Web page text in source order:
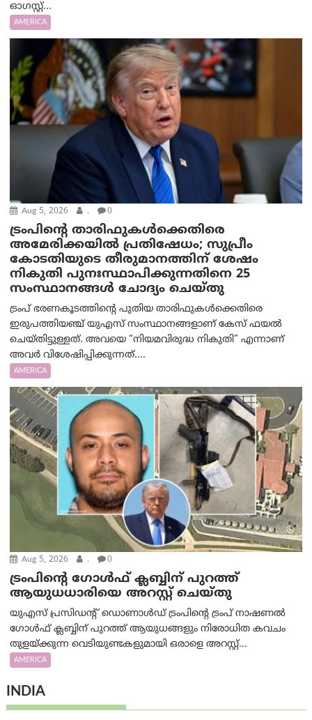
ഓഗസ്റ്റ്...
AMERICA
Aug 5, 2026 . 0
ട്രംപിന്റെ താരിഫുകൾക്കെതിരെ
അമേരിക്കയില്‍ പ്രതിഷേധം; സുപ്രീം
കോടതിയുടെ തീരുമാനത്തിന് ശേഷം
നികുതി പുനഃസ്ഥാപിക്കുന്നതിനെ 25
സംസ്ഥാനങ്ങൾ ചോദ്യം ചെയ്തു
ട്രംപ് ഭരണകൂടത്തിന്റെ പുതിയ താരിഫുകൾക്കെതിരെ
ഇരുപത്തിയഞ്ച് യുഎസ് സംസ്ഥാനങ്ങളാണ് കേസ് ഫയൽ
ചെയ്തിട്ടുള്ളത്. അവയെ “നിയമവിരുദ്ധ നികുതി” എന്നാണ്
അവര്‍ വിശേഷിപ്പിക്കുന്നത്....
AMERICA
Aug 5, 2026 . 0
ട്രംപിന്റെ ഗോൾഫ് ക്ലബ്ബിന് പുറത്ത്
ആയുധധാരിയെ അറസ്റ്റ് ചെയ്തു
യുഎസ് പ്രസിഡന്റ് ഡൊണാൾഡ് ട്രംപിന്റെ ട്രംപ് നാഷണൽ
ഗോൾഫ് ക്ലബ്ബിന് പുറത്ത് ആയുധങ്ങളും നിരോധിത കവചം
തുളയ്ക്കുന്ന വെടിയുണ്ടകളുമായി ഒരാളെ അറസ്റ്റ്...
AMERICA
INDIA